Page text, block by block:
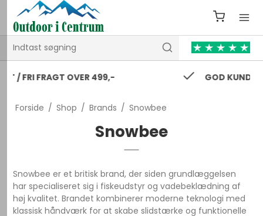
GOD KUNDESERVICE 24/7
Forside / Shop / Brands / Snowbee
Snowbee
Snowbee er et britisk brand, der siden grundlæggelsen
har specialiseret sig i fiskeudstyr og vadebeklædning af
høj kvalitet. Brandet kombinerer moderne teknologi med
klassisk håndværk for at skabe slidstærke og funktionelle